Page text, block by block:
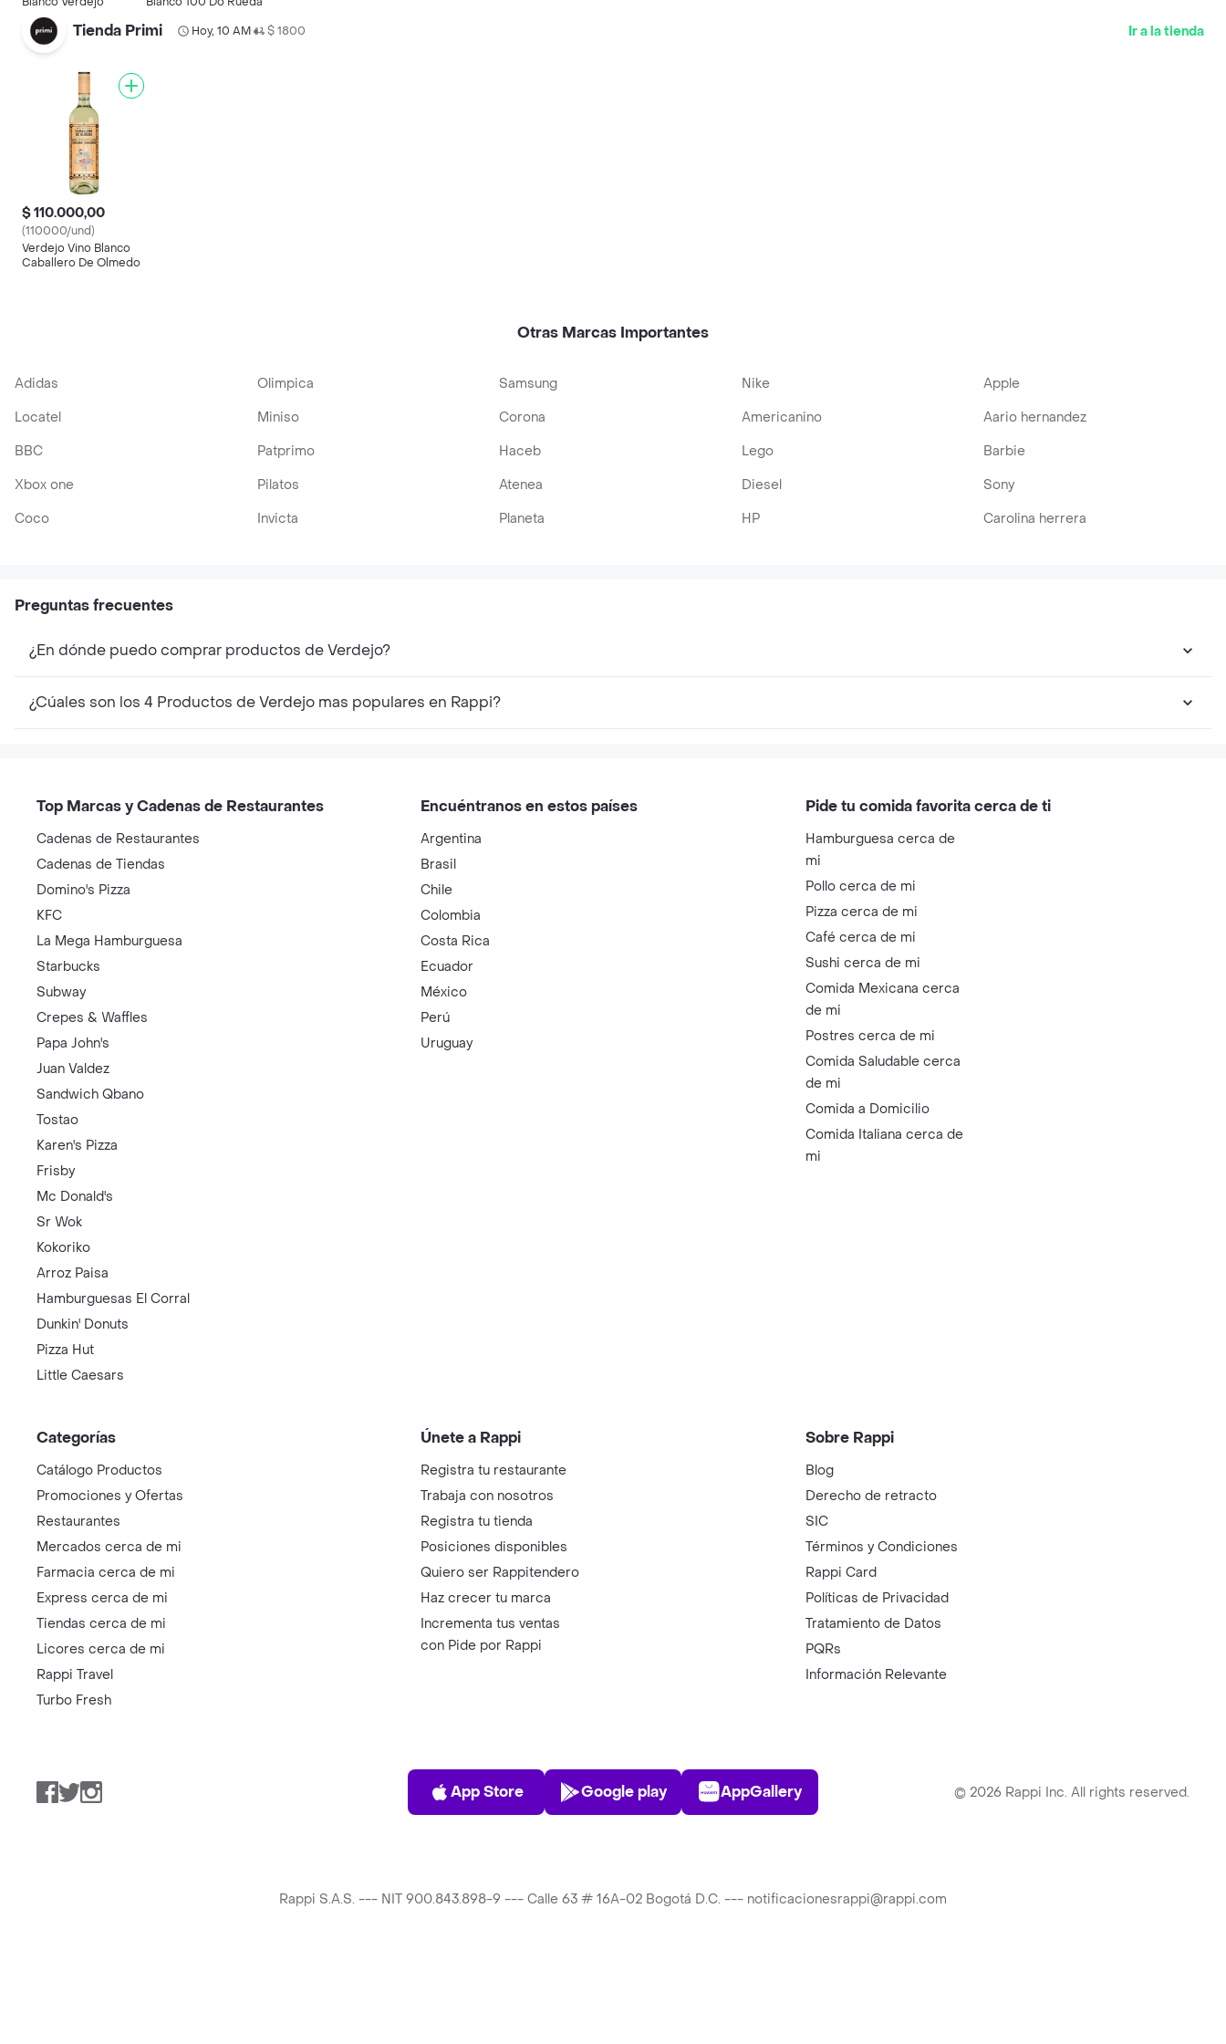
Tienda Primi Hoy, 10 AM• $ 1800 Ir a la tienda
$ 110.000,00
(110000/und)
Verdejo Vino Blanco
Caballero De Olmedo
Otras Marcas Importantes
Adidas Olimpica Samsung Nike
Apple
Locatel
Miniso Corona Americanino
Aario hernandez
BBC
Patprimo Haceb Lego
Barbie
Xbox one
Pilatos Atenea Diesel
Sony
Coco
Invicta Planeta HP Carolina herrera
Preguntas frecuentes
¿En dónde puedo comprar productos de Verdejo?
¿Cúales son los 4 Productos de Verdejo mas populares en Rappi?
Top Marcas y Cadenas de Restaurantes
Cadenas de Restaurantes
Cadenas de Tiendas
Domino's Pizza
KFC
La Mega Hamburguesa
Starbucks
Subway
Crepes & Waffles
Papa John's
Juan Valdez
Sandwich Qbano
Tostao
Karen's Pizza
Frisby
Mc Donald's
Sr Wok
Kokoriko
Arroz Paisa
Hamburguesas El Corral
Dunkin' Donuts
Pizza Hut
Little Caesars
Encuéntranos en estos países
Argentina
Brasil
Chile
Colombia
Costa Rica
Ecuador
México
Perú
Uruguay
Pide tu comida favorita cerca de ti
Hamburguesa cerca de
mi
Pollo cerca de mi
Pizza cerca de mi
Café cerca de mi
Sushi cerca de mi
Comida Mexicana cerca
de mi
Postres cerca de mi
Comida Saludable cerca
de mi
Comida a Domicilio
Comida Italiana cerca de
mi
Categorías
Catálogo Productos
Promociones y Ofertas
Restaurantes
Mercados cerca de mi
Farmacia cerca de mi
Express cerca de mi
Tiendas cerca de mi
Licores cerca de mi
Rappi Travel
Turbo Fresh
Únete a Rappi
Registra tu restaurante
Trabaja con nosotros
Registra tu tienda
Posiciones disponibles
Quiero ser Rappitendero
Haz crecer tu marca
Incrementa tus ventas
con Pide por Rappi
Sobre Rappi
Blog
Derecho de retracto
SIC
Términos y Condiciones
Rappi Card
Políticas de Privacidad
Tratamiento de Datos
PQRs
Información Relevante
Facebook
TwitterInstagram
App Store
App Store
Play Store
Google play
AppGallery
AppGallery © 2026 Rappi Inc. All rights reserved.
Rappi S.A.S. --- NIT 900.843.898-9 --- Calle 63 # 16A-02 Bogotá D.C. --- notificacionesrappi@rappi.com